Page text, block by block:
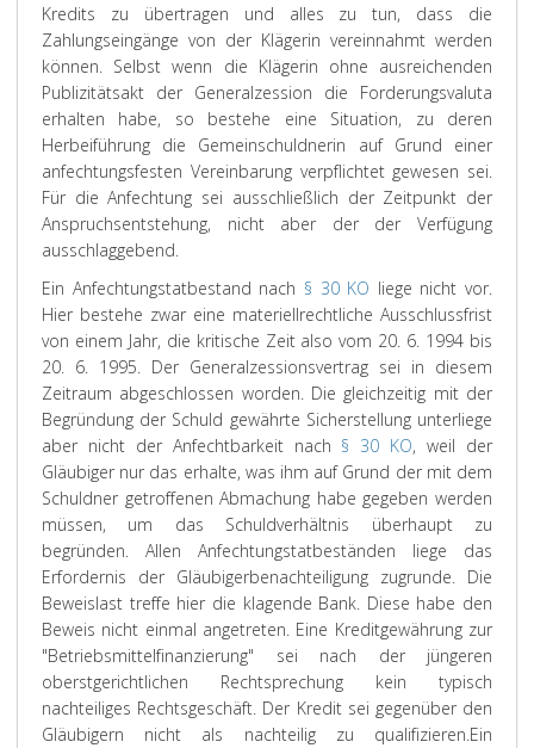
Kredits zu übertragen und alles zu tun, dass die
Zahlungseingänge von der Klägerin vereinnahmt werden
können. Selbst wenn die Klägerin ohne ausreichenden
Publizitätsakt der Generalzession die Forderungsvaluta
erhalten habe, so bestehe eine Situation, zu deren
Herbeiführung die Gemeinschuldnerin auf Grund einer
anfechtungsfesten Vereinbarung verpflichtet gewesen sei.
Für die Anfechtung sei ausschließlich der Zeitpunkt der
Anspruchsentstehung, nicht aber der der Verfügung
ausschlaggebend.
Ein Anfechtungstatbestand nach § 30 KO liege nicht vor.
Hier bestehe zwar eine materiellrechtliche Ausschlussfrist
von einem Jahr, die kritische Zeit also vom 20. 6. 1994 bis
20. 6. 1995. Der Generalzessionsvertrag sei in diesem
Zeitraum abgeschlossen worden. Die gleichzeitig mit der
Begründung der Schuld gewährte Sicherstellung unterliege
aber nicht der Anfechtbarkeit nach § 30 KO, weil der
Gläubiger nur das erhalte, was ihm auf Grund der mit dem
Schuldner getroffenen Abmachung habe gegeben werden
müssen, um das Schuldverhältnis überhaupt zu
begründen. Allen Anfechtungstatbeständen liege das
Erfordernis der Gläubigerbenachteiligung zugrunde. Die
Beweislast treffe hier die klagende Bank. Diese habe den
Beweis nicht einmal angetreten. Eine Kreditgewährung zur
"Betriebsmittelfinanzierung" sei nach der jüngeren
oberstgerichtlichen Rechtsprechung kein typisch
nachteiliges Rechtsgeschäft. Der Kredit sei gegenüber den
Gläubigern nicht als nachteilig zu qualifizieren.Ein